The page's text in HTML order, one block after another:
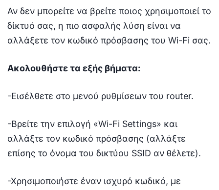
Αν δεν μπορείτε να βρείτε ποιος χρησιμοποιεί το
δίκτυό σας, η πιο ασφαλής λύση είναι να
αλλάξετε τον κωδικό πρόσβασης του Wi-Fi σας.
Ακολουθήστε τα εξής βήματα:
-Εισέλθετε στο μενού ρυθμίσεων του router.
-Βρείτε την επιλογή «Wi-Fi Settings» και
αλλάξτε τον κωδικό πρόσβασης (αλλάξτε
επίσης το όνομα του δικτύου SSID αν θέλετε).
-Χρησιμοποιήστε έναν ισχυρό κωδικό, με